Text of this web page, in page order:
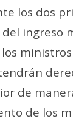
los dos
ingreso
de
de los